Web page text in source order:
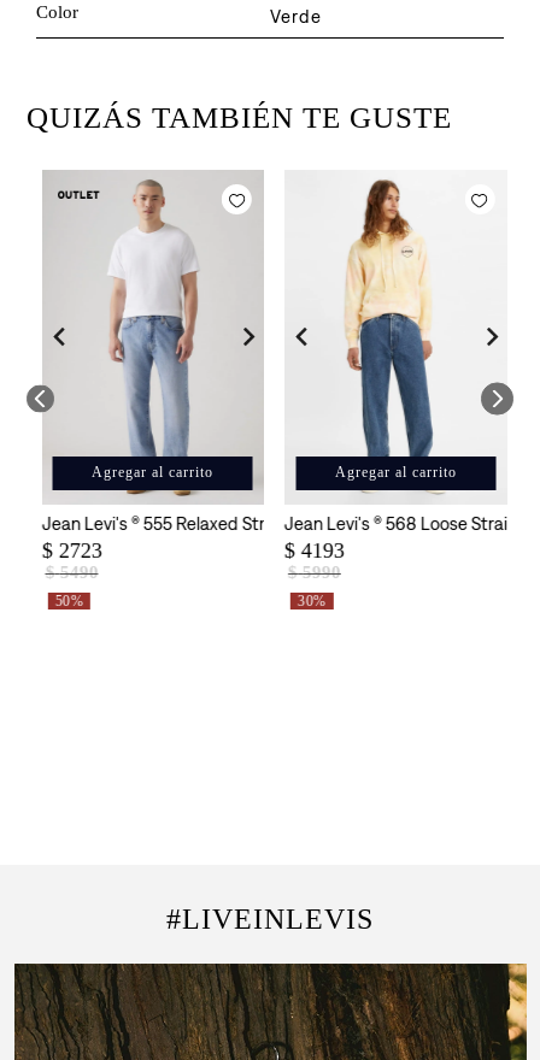
Color Verde
QUIZÁS TAMBIÉN TE GUSTE
Fit para Hombre
Agregar al carrito
Jean Levi's ® 555 Relaxed Straight Call Me Again para Hombre
$ 2723
$ 5490
50%
Agregar al carrito
Jean Levi's ® 568 Loose
$ 4193
$ 5990
30%
#LIVEINLEVIS